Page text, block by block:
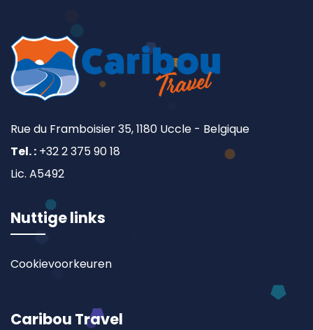
Rue du Framboisier 35, 1180 Uccle - Belgique
Tel. : +32 2 375 90 18
Lic. A5492
Nuttige links
Cookievoorkeuren
Caribou Travel